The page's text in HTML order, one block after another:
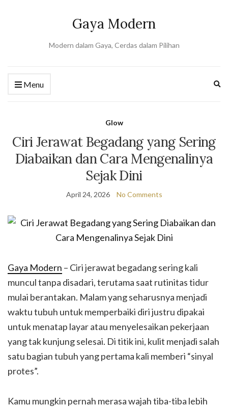
Gaya Modern
Modern dalam Gaya, Cerdas dalam Pilihan
Menu
Glow
Ciri Jerawat Begadang yang Sering
Diabaikan dan Cara Mengenalinya
Sejak Dini
April 24, 2026 No Comments
Gaya Modern – Ciri jerawat begadang sering kali
muncul tanpa disadari, terutama saat rutinitas tidur
mulai berantakan. Malam yang seharusnya menjadi
waktu tubuh untuk memperbaiki diri justru dipakai
untuk menatap layar atau menyelesaikan pekerjaan
yang tak kunjung selesai. Di titik ini, kulit menjadi salah
satu bagian tubuh yang pertama kali memberi “sinyal
protes”.
Kamu mungkin pernah merasa wajah tiba-tiba lebih